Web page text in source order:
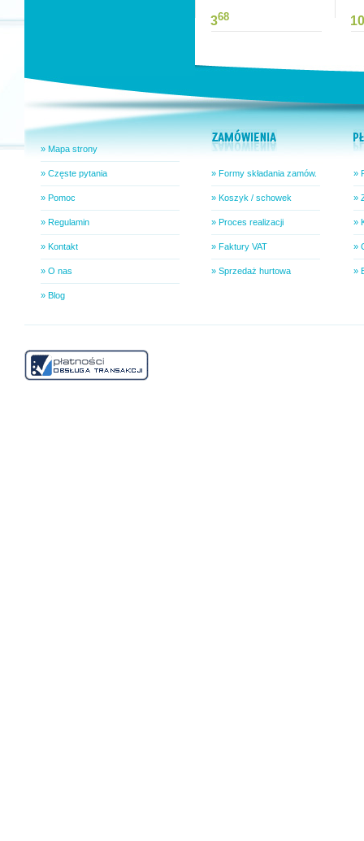
368 10
» Mapa strony
» Częste pytania
» Pomoc
» Regulamin
» Kontakt
» O nas
» Blog
» Formy składania zamów.
» Koszyk / schowek
» Proces realizacji
» Faktury VAT
» Sprzedaż hurtowa
»
»
»
»
»